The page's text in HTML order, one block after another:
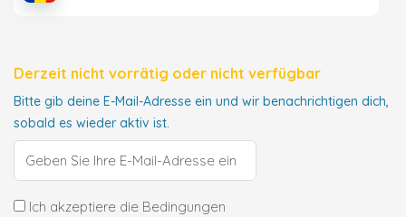
Derzeit nicht vorrätig oder nicht verfügbar
Bitte gib deine E-Mail-Adresse ein und wir benachrichtigen dich,
sobald es wieder aktiv ist.
Ich akzeptiere die Bedingungen